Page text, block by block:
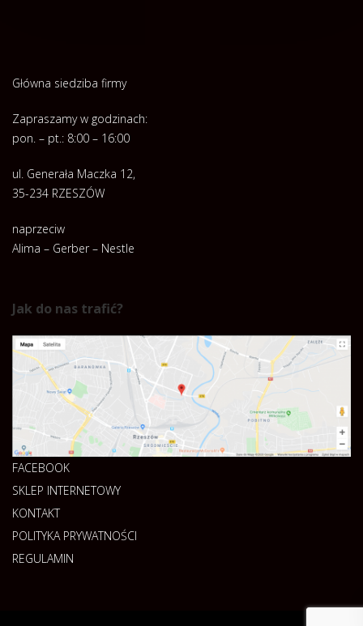
Główna siedziba firmy
Zapraszamy w godzinach:
pon. – pt.: 8:00 – 16:00
ul. Generała Maczka 12,
35-234 RZESZÓW
naprzeciw
Alima – Gerber – Nestle
Jak do nas trafić?
FACEBOOK
SKLEP INTERNETOWY
KONTAKT
POLITYKA PRYWATNOŚCI
REGULAMIN